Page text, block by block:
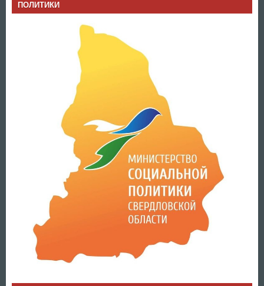
ПОЛИТИКИ